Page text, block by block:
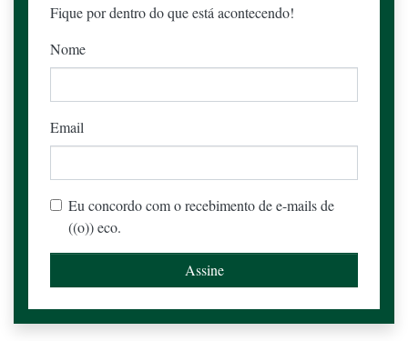
Fique por dentro do que está acontecendo!
Nome
Email
Eu concordo com o recebimento de e-mails de
((o)) eco.